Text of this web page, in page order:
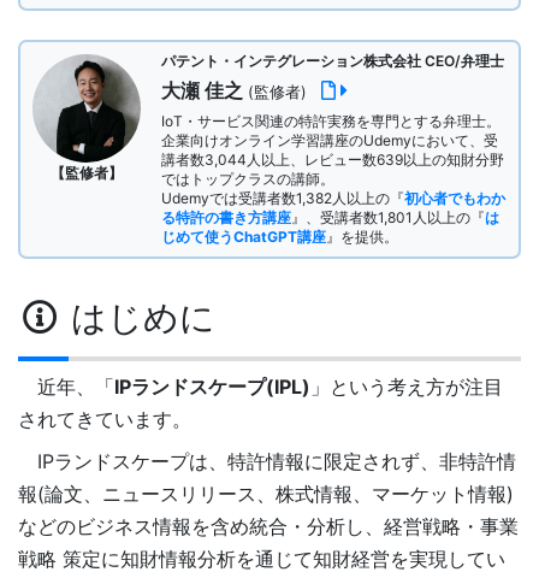
【監修者】
パテント・インテグレーション株式会社 CEO/弁理士
大瀬 佳之 (監修者)
IoT・サービス関連の特許実務を専門とする弁理士。
企業向けオンライン学習講座のUdemyにおいて、受
講者数3,044人以上、レビュー数639以上の知財分野
ではトップクラスの講師。
Udemyでは受講者数1,382人以上の『初心者でもわか
る特許の書き方講座』、受講者数1,801人以上の『は
じめて使うChatGPT講座』を提供。
はじめに
近年、「IPランドスケープ(IPL) 」という考え方が注目
されてきています。
IPランドスケープは、特許情報に限定されず、非特許情
報(論文、ニュースリリース、株式情報、マーケット情報)
などのビジネス情報を含め統合・分析し、経営戦略・事業
戦略 策定に知財情報分析を通じて知財経営を実現してい